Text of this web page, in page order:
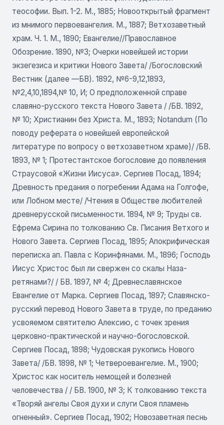
теософии. Вып. 1-2. М., 1885; Новооткрытый фрагмент
из мнимого первоевангелия. М., 1887; Ветхозаветный
храм. Ч. 1. М., 1890; Евангелие//Православное
Обозрение. 1890, №3; Очерки новейшей истории
экзегезиса и критики Нового Завета/ /Богословский
Вестник (далее —БВ). 1892, №6-9,12,1893,
№2,4,10,1894,№ 10, И; О предположенной справе
славяно-русского текста Нового Завета / /БВ. 1892,
№ 10; Христианин без Христа. М., 1893; Notandum (По
поводу реферата о новейшей европейской
литературе по вопросу о ветхозаветном храме)/ /БВ.
1893, № 1; Протестантское богословие до появления
Страусовой «Жизни Иисуса». Сергиев Посад, 1894;
Древность предания о погребении Адама на Голгофе,
или Лобном месте/ /Чтения в Обществе любителей
древнерусской письменности. 1894, № 9; Труды св.
Ефрема Сирина по толкованию Св. Писания Ветхого и
Нового Завета. Сергиев Посад, 1895; Апокрифическая
переписка ап. Павла с Коринфянами. М., 1896; Господь
Иисус Христос был ли свержен со скалы Наза-
ретянами?/ / БВ. 1897, № 4; Древнеславянское
Евангелие от Марка. Сергиев Посад, 1897; Славянско-
русский перевод Нового Завета в труде, по преданию
усвояемом святителю Алексию, с точек зрения
церковно-практической и научно-богословской.
Сергиев Посад, 1898; Чудовская рукопись Нового
Завета/ /БВ. 1898, № 1; Четвероевангелие. М., 1900;
Христос как носитель немощей и болезней
человечества / / БВ. 1900, № 3; К толкованию текста
«Творяй ангелы Своя духи и слуги Своя пламень
огненный». Сергиев Посад, 1902; Новозаветная песнь